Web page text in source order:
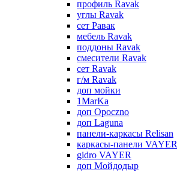
профиль Ravak
углы Ravak
сет Равак
мебель Ravak
поддоны Ravak
смесители Ravak
сет Ravak
г/м Ravak
доп мойки
1MarKa
доп Opoczno
доп Laguna
панели-каркасы Relisan
каркасы-панели VAYER
gidro VAYER
доп Мойдодыр